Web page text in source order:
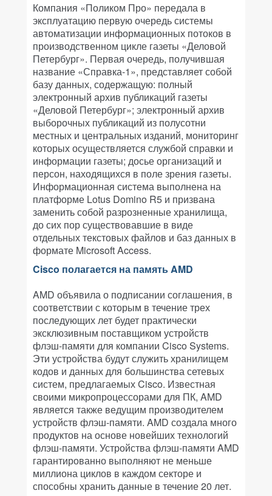
Компания «Поликом Про» передала в
эксплуатацию первую очередь системы
автоматизации информационных потоков в
производственном цикле газеты «Деловой
Петербург». Первая очередь, получившая
название «Справка-1», представляет собой
базу данных, содержащую: полный
электронный архив публикаций газеты
«Деловой Петербург»; электронный архив
выборочных публикаций из полусотни
местных и центральных изданий, мониторинг
которых осуществляется службой справки и
информации газеты; досье организаций и
персон, находящихся в поле зрения газеты.
Информационная система выполнена на
платформе Lotus Domino R5 и призвана
заменить собой разрозненные хранилища,
до сих пор существовавшие в виде
отдельных текстовых файлов и баз данных в
формате Microsoft Access.
Cisco полагается на память AMD
AMD объявила о подписании соглашения, в
соответствии с которым в течение трех
последующих лет будет практически
эксклюзивным поставщиком устройств
флэш-памяти для компании Cisco Systems.
Эти устройства будут служить хранилищем
кодов и данных для большинства сетевых
систем, предлагаемых Cisco. Известная
своими микропроцессорами для ПК, AMD
является также ведущим производителем
устройств флэш-памяти. AMD создала много
продуктов на основе новейших технологий
флэш-памяти. Устройства флэш-памяти AMD
гарантированно выполняют не меньше
миллиона циклов в каждом секторе и
способны хранить данные в течение 20 лет.